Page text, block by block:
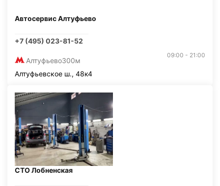
Автосервис Алтуфьево
+7 (495) 023-81-52
Алтуфьево300м
09:00 - 21:00
Алтуфьевское ш., 48к4
СТО Лобненская